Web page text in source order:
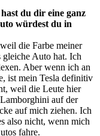
du dir eine ganz
würdest du in
die Farbe meiner
gleiche Auto hat. Ich
Aber wenn ich an
ist mein Tesla definitiv
weil die Leute hier
auf der
auf mich ziehen. Ich
also nicht, wenn mich
fahre.